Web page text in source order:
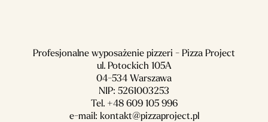
Profesjonalne wyposażenie pizzeri - Pizza Project
ul. Potockich 105A
04-534 Warszawa
NIP: 5261003253
Tel. +48 609 105 996
e-mail: kontakt@pizzaproject.pl